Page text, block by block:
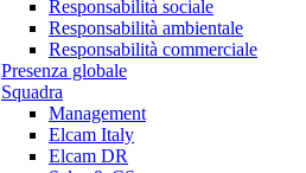
Responsabilità sociale
Responsabilità ambientale
Responsabilità commerciale
Presenza globale
Squadra
Management
Elcam Italy
Elcam DR